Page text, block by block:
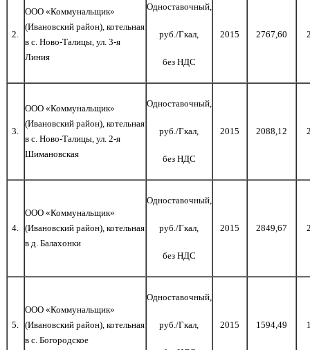
2.
ООО «Коммунальщик»
(Ивановский район), котельная
в c. Ново-Талицы, ул. 3-я
Линия
Одноставочный,
руб./Гкал,
без НДС
2015 2767,60
3.
ООО «Коммунальщик»
(Ивановский район), котельная
в c. Ново-Талицы, ул. 2-я
Шимановская
Одноставочный,
руб./Гкал,
без НДС
2015 2088,12
4.
ООО «Коммунальщик»
(Ивановский район), котельная
в д. Балахонки
Одноставочный,
руб./Гкал,
без НДС
2015 2849,67
5.
ООО «Коммунальщик»
(Ивановский район), котельная
в с. Богородское
Одноставочный,
руб./Гкал, 2015 1594,49